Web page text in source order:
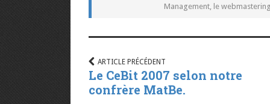
Management, le
ARTICLE PRÉCÉDENT
Le CeBit 2007 selon notre
confrère MatBe.